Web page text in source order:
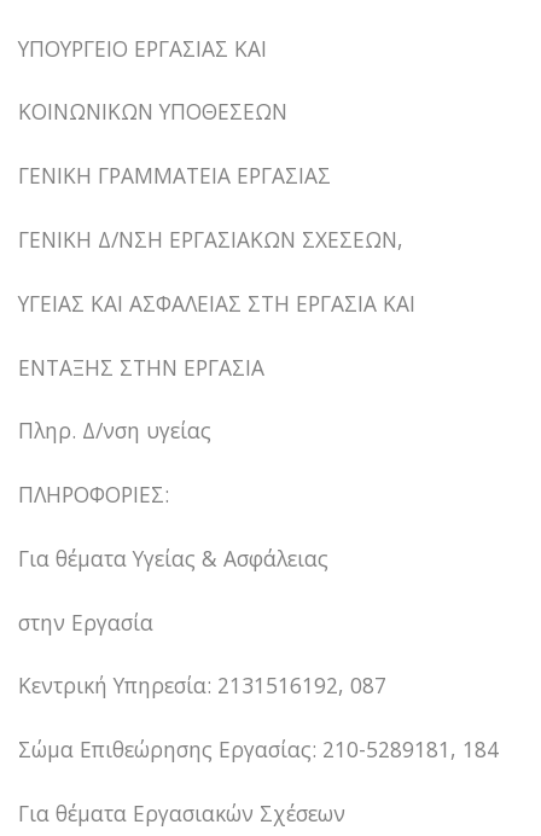
ΥΠΟΥΡΓΕΙΟ ΕΡΓΑΣΙΑΣ ΚΑΙ
ΚΟΙΝΩΝΙΚΩΝ ΥΠΟΘΕΣΕΩΝ
ΓΕΝΙΚΗ ΓΡΑΜΜΑΤΕΙΑ ΕΡΓΑΣΙΑΣ
ΓΕΝΙΚΗ Δ/ΝΣΗ ΕΡΓΑΣΙΑΚΩΝ ΣΧΕΣΕΩΝ,
ΥΓΕΙΑΣ ΚΑΙ ΑΣΦΑΛΕΙΑΣ ΣΤΗ ΕΡΓΑΣΙΑ ΚΑΙ
ΕΝΤΑΞΗΣ ΣΤΗΝ ΕΡΓΑΣΙΑ
Πληρ. Δ/νση υγείας
ΠΛΗΡΟΦΟΡΙΕΣ:
Για θέματα Υγείας & Ασφάλειας
στην Εργασία
Κεντρική Υπηρεσία: 2131516192, 087
Σώμα Επιθεώρησης Εργασίας: 210-5289181, 184
Για θέματα Εργασιακών Σχέσεων